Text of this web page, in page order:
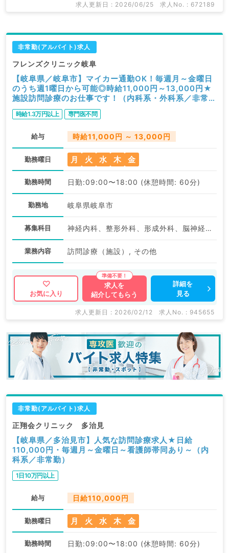
求人更新日 : 2026/06/25 求人No. : 672189
非常勤(アルバイト)求人
フレンズクリニック岐阜
【岐阜県／岐阜市】マイカー通勤OK！毎週月～金曜日
のうち週1曜日から可能◎時給11,000円～13,000円★
施設訪問診療のお仕事です！（内科系・外科系／非常
勤）
時給1.3万円以上 専門医不問
給与 時給11,000円 ～ 13,000円
勤務曜日 月 火 水 木 金
勤務時間 日勤:09:00〜18:00 (休憩時間: 60分)
勤務地 岐阜県岐阜市
募集科目 神経内科、整形外科、形成外科、脳神経外科、呼吸器外科、心臓血管外科、泌尿器科、一般内科、循環器内科、呼吸器内科、消化器内科、内分泌・代謝内科、腎臓内科、老年内科、血液内科、外科系全般、一般外科、消化器外科、乳腺外科、膠原病科、大腸・肛門外科
業務内容 訪問診療（施設）, その他
お気に入り
求人を
紹介してもらう
詳細を
見る
求人更新日 : 2026/02/12 求人No. : 945655
非常勤(アルバイト)求人
正翔会クリニック 多治見
【岐阜県／多治見市】人気な訪問診療求人★日給
110,000円・毎週月～金曜日～看護師帯同あり～（内
科系／非常勤）
1日10万円以上
給与 日給110,000円
勤務曜日 月 火 水 木 金
勤務時間 日勤:09:00〜18:00 (休憩時間: 60分)